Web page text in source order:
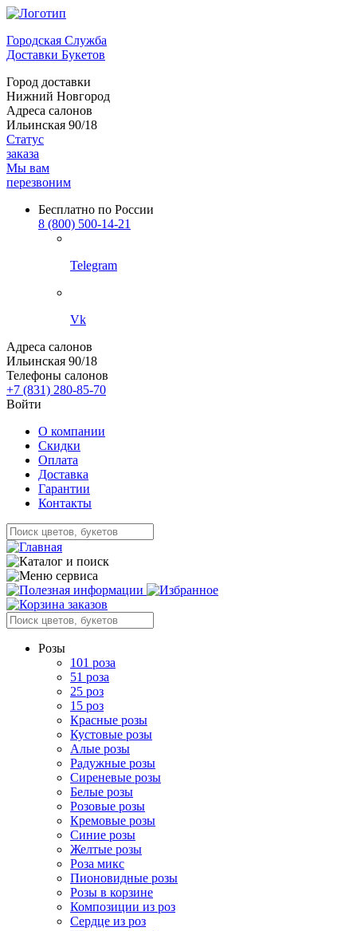
Городская Служба
Доставки Букетов
Город доставки
Нижний Новгород
Адреса салонов
Ильинская 90/18
Статус
заказа
Мы вам
перезвоним
Бесплатно по России
8 (800) 500-14-21
Telegram
Vk
Адреса салонов
Ильинская 90/18
Телефоны салонов
+7 (831) 280-85-70
Войти
О компании
Скидки
Оплата
Доставка
Гарантии
Контакты
Розы
101 роза
51 роза
25 роз
15 роз
Красные розы
Кустовые розы
Алые розы
Радужные розы
Сиреневые розы
Белые розы
Розовые розы
Кремовые розы
Синие розы
Желтые розы
Роза микс
Пионовидные розы
Розы в корзине
Композиции из роз
Сердце из роз